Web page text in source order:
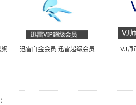
旗
迅雷白金会员 迅雷超级会员 VJ师